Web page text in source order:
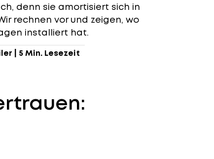
denn sie amortisiert sich in
rechnen vor und zeigen, wo
installiert hat.
5 Min. Lesezeit